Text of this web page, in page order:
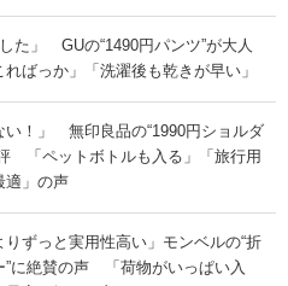
た」 GUの“1490円パンツ”が大人
ばっか」「洗濯後も乾きが早い」
い！」 無印良品の“1990円ショルダ
「ペットボトルも入る」「旅行用
適」の声
りずっと実用性高い」モンベルの“折
”に絶賛の声 「荷物がいっぱい入